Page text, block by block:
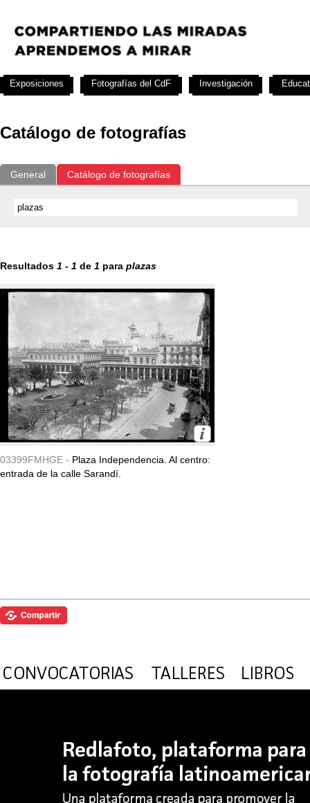
Catálogo de fotografías
General Catálogo de fotografías
Resultados 1 - 1 de 1 para plazas
03399FMHGE - Plaza Independencia. Al centro:
entrada de la calle Sarandí.
Exposiciones Fotografías del CdF Investigación